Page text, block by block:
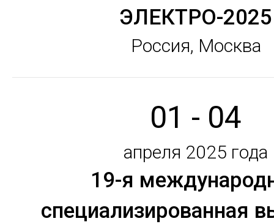
ЭЛЕКТРО-2025
Россия, Москва
01 - 04
апреля 2025 года
19-я
специализированная